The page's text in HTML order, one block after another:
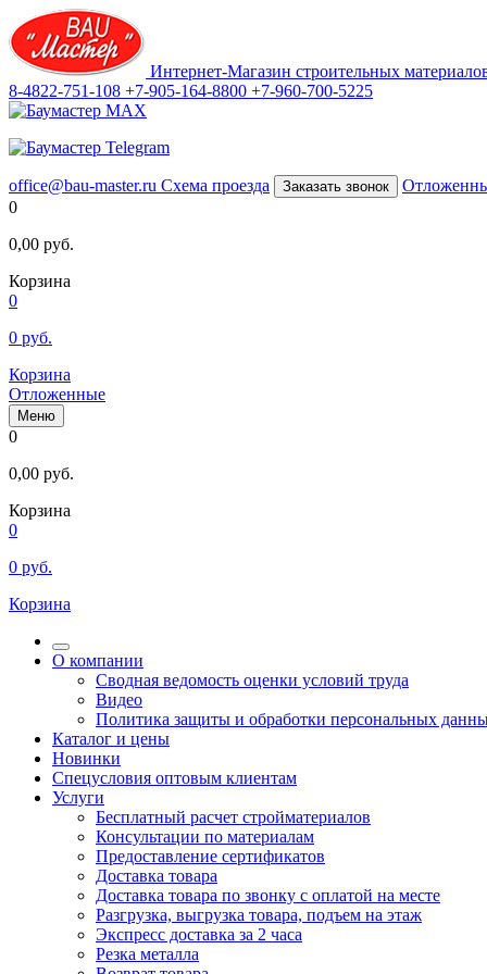
Интернет-Магазин строительных
8-4822-751-108 +7-905-164-8800 +7-960-700-5225
office@bau-master.ru Схема проезда Заказать звонок
0
0,00 руб.
Корзина
0
0 руб.
Корзина
Отложенные
Меню
0
0,00 руб.
Корзина
0
0 руб.
Корзина
О компании
Сводная ведомость оценки условий труда
Видео
Политика защиты и обработки персональных
Каталог и цены
Новинки
Спецусловия оптовым клиентам
Услуги
Бесплатный расчет стройматериалов
Консультации по материалам
Предоставление сертификатов
Доставка товара
Доставка товара по звонку с оплатой на месте
Разгрузка, выгрузка товара, подъем на этаж
Экспресс доставка за 2 часа
Резка металла